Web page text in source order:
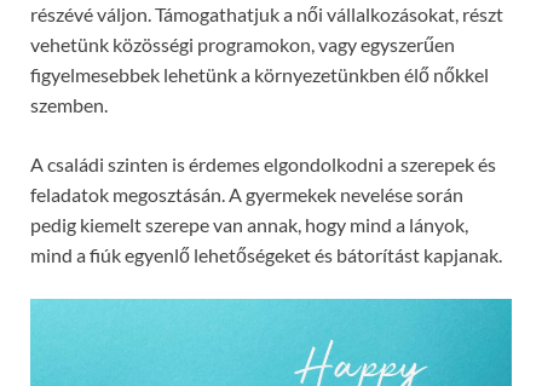
részévé váljon. Támogathatjuk a női vállalkozásokat, részt
vehetünk közösségi programokon, vagy egyszerűen
figyelmesebbek lehetünk a környezetünkben élő nőkkel
szemben.
A családi szinten is érdemes elgondolkodni a szerepek és
feladatok megosztásán. A gyermekek nevelése során
pedig kiemelt szerepe van annak, hogy mind a lányok,
mind a fiúk egyenlő lehetőségeket és bátorítást kapjanak.